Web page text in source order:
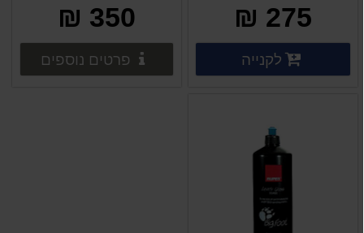
275 ₪
פרטים נוספים פרטים נוספים לקנייה
350 ₪
פרטים נוספים